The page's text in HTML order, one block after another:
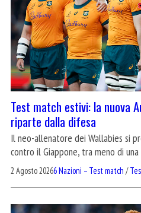
Test match estivi: la nuova
riparte dalla difesa
Il neo-allenatore dei Wallabies si
contro il Giappone, tra meno di
2 Agosto 20266 Nazioni – Test match /